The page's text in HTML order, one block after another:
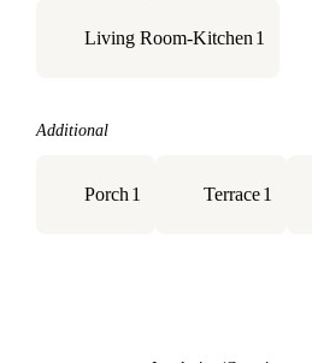
Living Room-Kitchen 1
Additional
Porch 1 Terrace1